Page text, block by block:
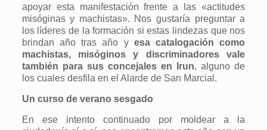
apoyar esta manifestación frente a las «actitudes
misóginas y machistas». Nos gustaría preguntar a
los líderes de la formación si estas lindezas que nos
brindan año tras año y esa catalogación como
machistas, misóginos y discriminadores vale
también para sus concejales en Irun, alguno de
los cuales desfila en el Alarde de San Marcial.
Un curso de verano sesgado
En ese intento continuado por moldear a la